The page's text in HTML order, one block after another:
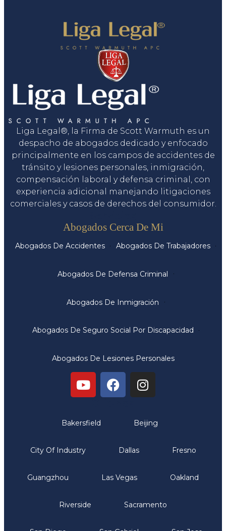
Liga Legal®, la Firma de Scott Warmuth es un
despacho de abogados dedicado y enfocado
principalmente en los campos de accidentes de
tránsito y lesiones personales, inmigración,
compensación laboral y defensa criminal, con
experiencia adicional manejando litigaciones
comerciales y casos de derechos del consumidor.
Abogados Cerca De Mi
Abogados De Accidentes Abogados De Trabajadores
Abogados De Defensa Criminal
Abogados De Inmigración
Abogados De Seguro Social Por Discapacidad
Abogados De Lesiones Personales
Bakersfield Beijing
City Of Industry Dallas Fresno
Guangzhou Las Vegas Oakland
Riverside Sacramento